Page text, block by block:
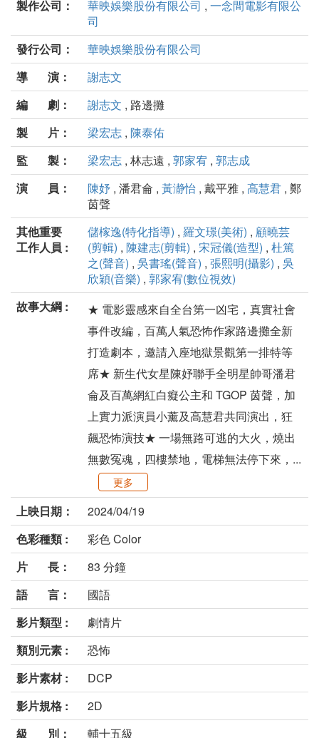
製作公司：
華映娛樂股份有限公司 , 一念間電影有限公
司
發行公司：
華映娛樂股份有限公司
導 演：
謝志文
編 劇：
謝志文 , 路邊攤
製 片：
梁宏志 , 陳泰佑
監 製：
梁宏志 , 林志遠 , 郭家宥 , 郭志成
演 員：
陳妤 , 潘君侖 , 黃瀞怡 , 戴平雅 , 高慧君 , 鄭
茵聲
其他重要
工作人員 :
儲榢逸(特化指導) , 羅文璟(美術) , 顧曉芸
(剪輯) , 陳建志(剪輯) , 宋冠儀(造型) , 杜篤
之(聲音) , 吳書瑤(聲音) , 張熙明(攝影) , 吳
欣穎(音樂) , 郭家宥(數位視效)
故事大綱 :
★ 電影靈感來自全台第一凶宅，真實社會
事件改編，百萬人氣恐怖作家路邊攤全新
打造劇本，邀請入座地獄景觀第一排特等
席★ 新生代女星陳妤聯手全明星帥哥潘君
侖及百萬網紅白癡公主和 TGOP 茵聲，加
上實力派演員小薰及高慧君共同演出，狂
飆恐怖演技★ 一場無路可逃的大火，燒出
無數冤魂，四樓禁地，電梯無法停下來，...
更多
上映日期：
2024/04/19
色彩種類 :
彩色 Color
片 長：
83 分鐘
語 言：
國語
影片類型 :
劇情片
類別元素 :
恐怖
影片素材 :
DCP
影片規格 :
2D
級 別：
輔十五級